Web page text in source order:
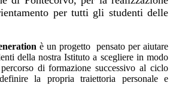
per tutti gli studenti delle
è un progetto pensato per aiutare
della nostra Istituto a scegliere in modo
di formazione successivo al ciclo
la propria traiettoria personale e